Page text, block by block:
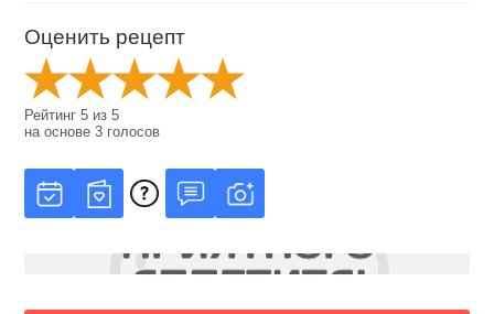
Оценить рецепт
Рейтинг5 из5
на основе3 голосов